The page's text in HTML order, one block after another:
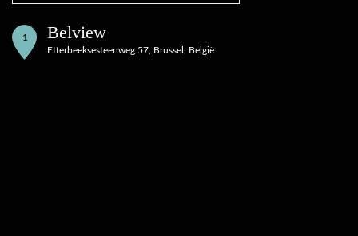
1 Belview
Etterbeeksesteenweg 57, Brussel, België